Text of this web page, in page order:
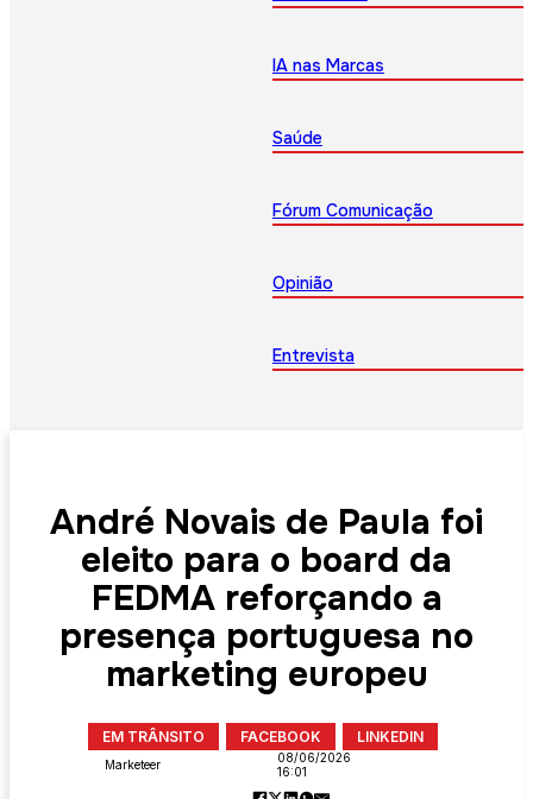
IA nas Marcas
Saúde
Fórum Comunicação
Opinião
Entrevista
André Novais de Paula foi
eleito para o board da
FEDMA reforçando a
presença portuguesa no
marketing europeu
EM TRÂNSITO FACEBOOK LINKEDIN
Marketeer
08/06/2026
16:01